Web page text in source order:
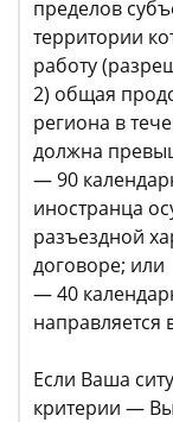
пределов
территории
работу
2) общая
региона в
должна
— 90
иностранца
разъездной
договоре; или
— 40
направляется
Если Ваша
критерии —